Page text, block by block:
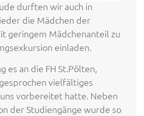
durften wir auch in
die Mädchen der
geringem Mädchenanteil zu
einladen.
es an die FH St.Pölten,
vielfältiges
vorbereitet hatte. Neben
der Studiengänge wurde so